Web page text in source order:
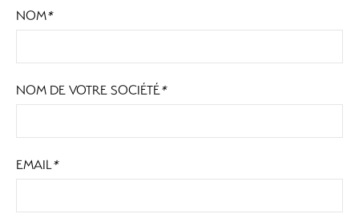
NOM*
NOM DE VOTRE SOCIÉTÉ*
EMAIL*